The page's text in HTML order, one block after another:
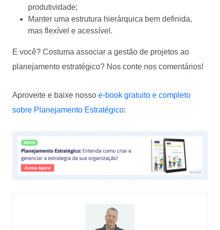
produtividade;
Manter uma estrutura hierárquica bem definida,
mas flexível e acessível.
E você? Costuma associar a gestão de projetos ao
planejamento estratégico? Nos conte nos comentários!
Aproveite e baixe nosso e-book gratuito e completo
sobre Planejamento Estratégico: